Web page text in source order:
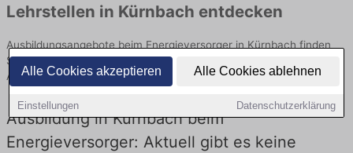
Alle Cookies akzeptieren Alle Cookies ablehnen
Einstellungen Datenschutzerklärung
Lehrstellen in Kürnbach entdecken
Ausbildungsangebote beim Energieversorger in Kürnbach finden
Sie von namhaften Firmen. Entdecken Sie freie Optionen von Top-
Arbeitgebern und bewerben Sie sich noch heute.
Ausbildung in Kürnbach beim
Energieversorger: Aktuell gibt es keine